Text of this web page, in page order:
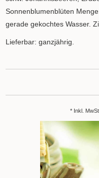
Sonnenblumenblüten
gerade gekochtes Wasser.
Lieferbar: ganzjährig.
* Inkl.